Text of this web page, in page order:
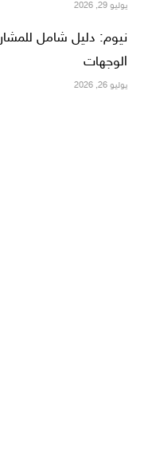
يوليو 29, 2026
نيوم: دليل شامل
الوجهات
يوليو 26, 2026